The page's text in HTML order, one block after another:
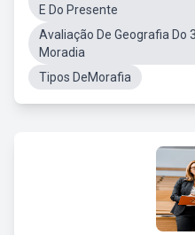
E Do Presente
Avaliação De Geografia Do
Moradia
Tipos DeMorafia